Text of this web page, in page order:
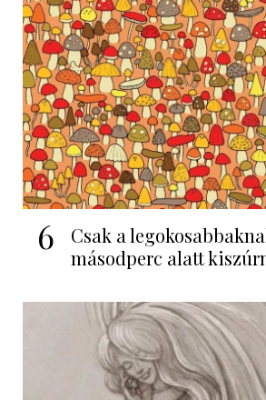
6
Csak a
másodperc alatt